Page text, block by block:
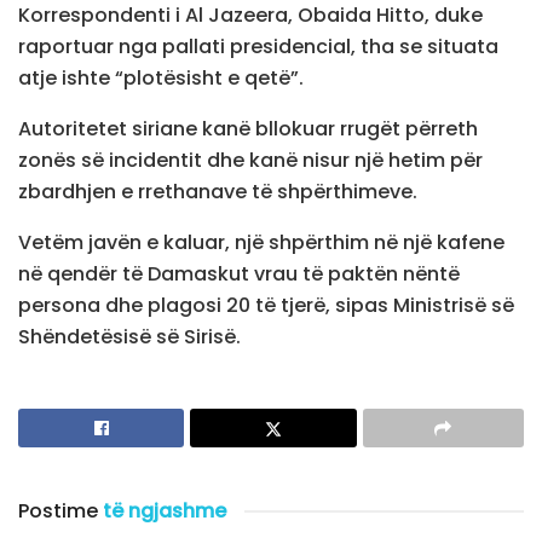
Korrespondenti i Al Jazeera, Obaida Hitto, duke
raportuar nga pallati presidencial, tha se situata
atje ishte “plotësisht e qetë”.
Autoritetet siriane kanë bllokuar rrugët përreth
zonës së incidentit dhe kanë nisur një hetim për
zbardhjen e rrethanave të shpërthimeve.
Vetëm javën e kaluar, një shpërthim në një kafene
në qendër të Damaskut vrau të paktën nëntë
persona dhe plagosi 20 të tjerë, sipas Ministrisë së
Shëndetësisë së Sirisë.
Postime të ngjashme